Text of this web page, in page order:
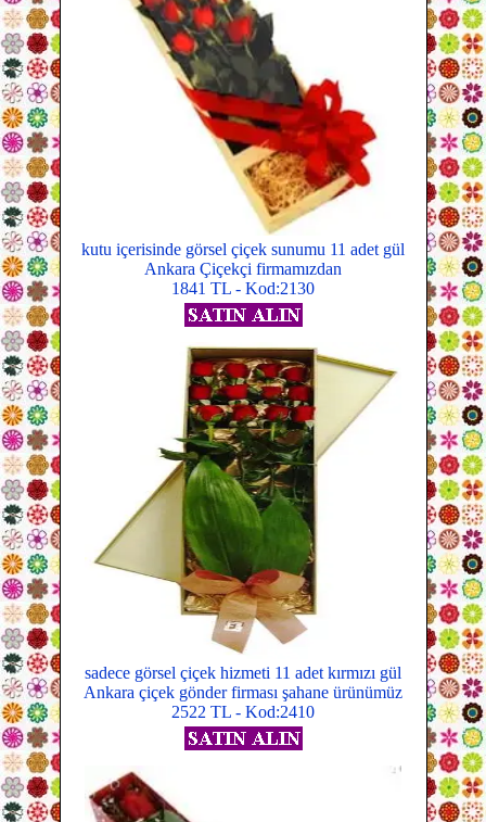
kutu içerisinde görsel çiçek sunumu 11 adet gül
Ankara Çiçekçi firmamızdan
1841 TL - Kod:2130
sadece görsel çiçek hizmeti 11 adet kırmızı gül
Ankara çiçek gönder firması şahane ürünümüz
2522 TL - Kod:2410